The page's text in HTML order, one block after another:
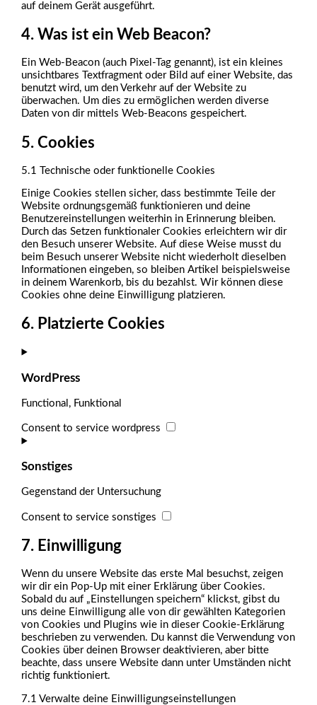
auf deinem Gerät ausgeführt.
4. Was ist ein Web Beacon?
Ein Web-Beacon (auch Pixel-Tag genannt), ist ein kleines
unsichtbares Textfragment oder Bild auf einer Website, das
benutzt wird, um den Verkehr auf der Website zu
überwachen. Um dies zu ermöglichen werden diverse
Daten von dir mittels Web-Beacons gespeichert.
5. Cookies
5.1 Technische oder funktionelle Cookies
Einige Cookies stellen sicher, dass bestimmte Teile der
Website ordnungsgemäß funktionieren und deine
Benutzereinstellungen weiterhin in Erinnerung bleiben.
Durch das Setzen funktionaler Cookies erleichtern wir dir
den Besuch unserer Website. Auf diese Weise musst du
beim Besuch unserer Website nicht wiederholt dieselben
Informationen eingeben, so bleiben Artikel beispielsweise
in deinem Warenkorb, bis du bezahlst. Wir können diese
Cookies ohne deine Einwilligung platzieren.
6. Platzierte Cookies
WordPress
Functional, Funktional
Consent to service wordpress
Sonstiges
Gegenstand der Untersuchung
Consent to service sonstiges
7. Einwilligung
Wenn du unsere Website das erste Mal besuchst, zeigen
wir dir ein Pop-Up mit einer Erklärung über Cookies.
Sobald du auf „Einstellungen speichern“ klickst, gibst du
uns deine Einwilligung alle von dir gewählten Kategorien
von Cookies und Plugins wie in dieser Cookie-Erklärung
beschrieben zu verwenden. Du kannst die Verwendung von
Cookies über deinen Browser deaktivieren, aber bitte
beachte, dass unsere Website dann unter Umständen nicht
richtig funktioniert.
7.1 Verwalte deine Einwilligungseinstellungen